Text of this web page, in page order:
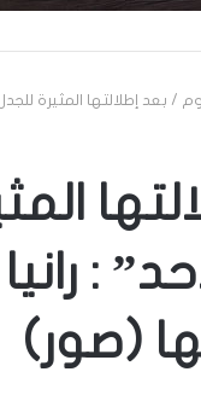
/ بعد إطلالتها المثيرة
:
(صور)